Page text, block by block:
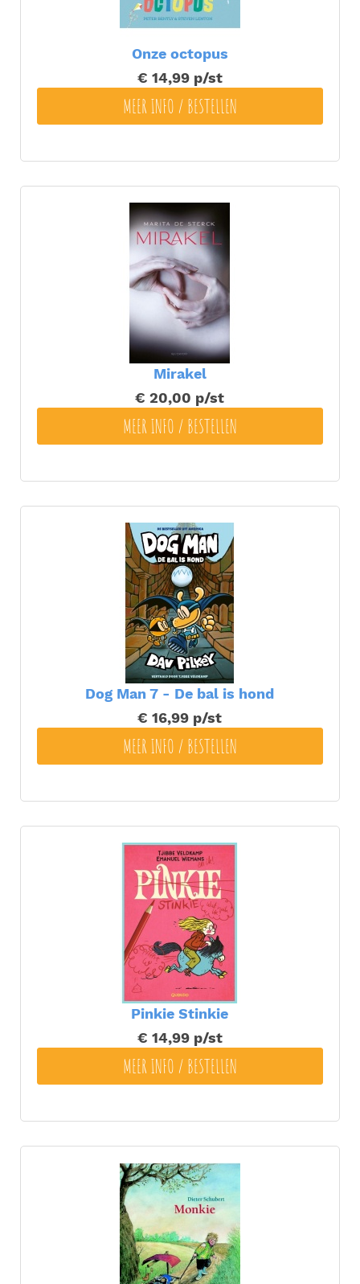
Onze octopus
€ 14,99 p/st
MEER INFO / BESTELLEN
Mirakel
€ 20,00 p/st
MEER INFO / BESTELLEN
Dog Man 7 - De bal is hond
€ 16,99 p/st
MEER INFO / BESTELLEN
Pinkie Stinkie
€ 14,99 p/st
MEER INFO / BESTELLEN